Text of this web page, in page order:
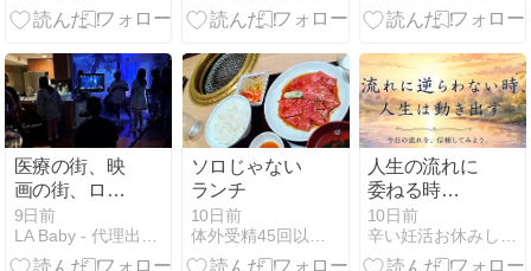
医療の街、映
画の街、ロサ
ンゼルス
9日前
ソロじゃない
ランチ
10日前
人生の流れに
委ねる時
は、、、
10日前